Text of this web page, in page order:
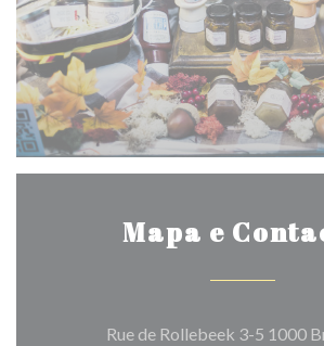
Mapa e
Rue de Rollebeek 3-5 1000